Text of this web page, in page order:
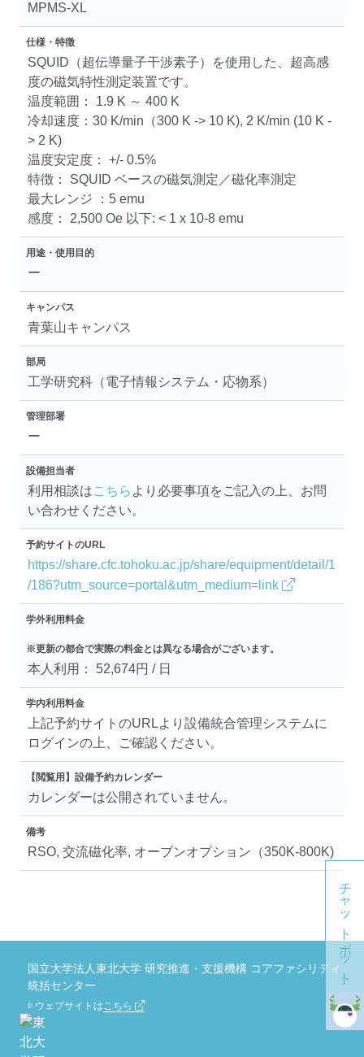
MPMS-XL
仕様・特徴
SQUID（超伝導量子干渉素子）を使用した、超高感
度の磁気特性測定装置です。
温度範囲： 1.9 K ～ 400 K
冷却速度：30 K/min（300 K -> 10 K), 2 K/min (10 K -
> 2 K)
温度安定度： +/- 0.5%
特徴： SQUID ベースの磁気測定／磁化率測定
最大レンジ ：5 emu
感度： 2,500 Oe 以下: < 1 x 10-8 emu
用途・使用目的
ー
キャンパス
青葉山キャンパス
部局
工学研究科（電子情報システム・応物系）
管理部署
ー
設備担当者
利用相談はこちら より必要事項をご記入の上、お問
い合わせください。
予約サイトのURL
https://share.cfc.tohoku.ac.jp/share/equipment/detail/1
/186?utm_source=portal&utm_medium=link
学外利用料金
※更新の都合で実際の料金とは異なる場合がございます。
本人利用： 52,674円 / 日
学内利用料金
上記予約サイトのURLより設備統合管理システムに
ログインの上、ご確認ください。
【閲覧用】設備予約カレンダー
カレンダーは公開されていません。
備考
RSO, 交流磁化率, オーブンオプション（350K-800K)
チャットボット
国立大学法人東北大学 研究推進・支援機構 コアファシリティ
統括センター
ウェブサイトはこちら